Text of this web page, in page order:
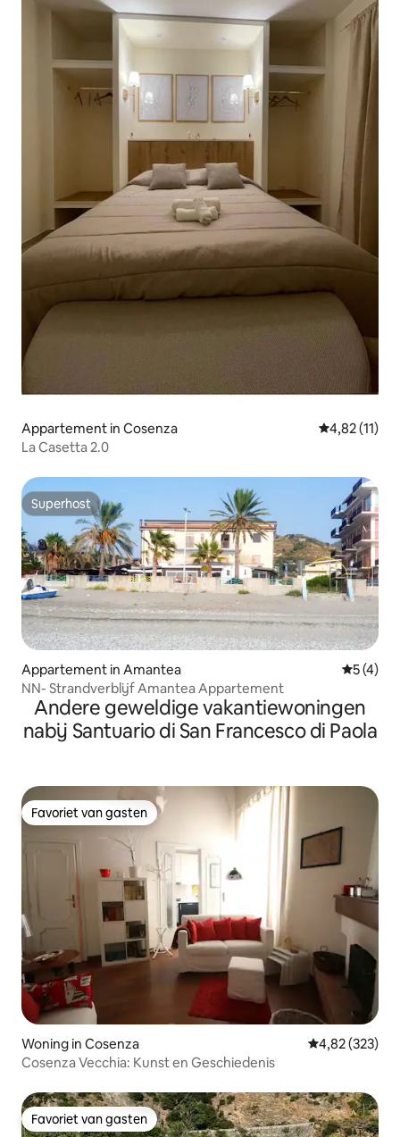
Appartement in Cosenza Gemiddelde
4,82 (11)
La Casetta 2.0
Superhost
Superhost
Appartement in Amantea
5 (4)
NN- Strandverblijf Amantea Appartement
Andere geweldige vakantiewoningen
nabij Santuario di San Francesco di Paola
Favoriet van gasten
Favoriet van gasten
Woning in Cosenza Gemiddelde
4,82 (323)
Cosenza Vecchia: Kunst en Geschiedenis
Favoriet van gasten
Favoriet van gasten